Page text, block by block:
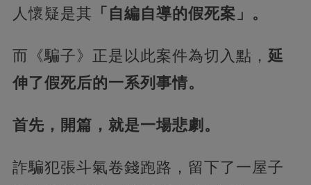
人懷疑是其 「自編自導的假死案」。
而《騙子》正是以此案件為切入點， 延
伸了假死后的一系列事情。
首先，開篇，就是一場悲劇。
詐騙犯張斗氣卷錢跑路，留下了一屋子